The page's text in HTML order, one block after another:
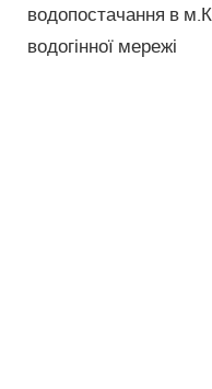
водопостачання в
водогінної мережі